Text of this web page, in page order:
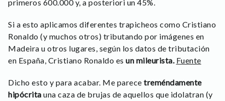
primeros 600.000 y, a posteriori un 45%.
Si a esto aplicamos diferentes trapicheos como Cristiano
Ronaldo (y muchos otros) tributando por imágenes en
Madeira u otros lugares, según los datos de tributación
en España, Cristiano Ronaldo es un mileurista. Fuente
Dicho esto y para acabar. Me parece treméndamente
hipócrita una caza de brujas de aquellos que idolatran (y